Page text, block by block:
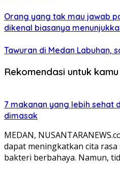
Orang yang tak mau jawab
dikenal biasanya
Tawuran di Medan Labuhan,
Rekomendasi untuk kamu
7 makanan yang lebih sehat
dimasak
MEDAN,
dapat meningkatkan cita
bakteri berbahaya. Namun,